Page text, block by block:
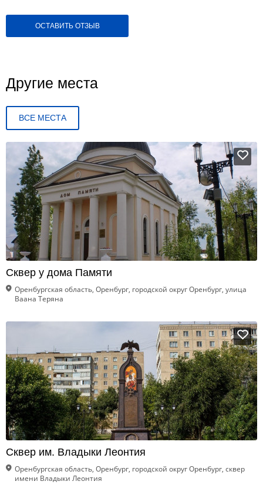
ОСТАВИТЬ ОТЗЫВ
Другие места
ВСЕ МЕСТА
Сквер у дома Памяти
Оренбургская область, Оренбург, городской округ Оренбург, улица
Ваана Теряна
Сквер им. Владыки Леонтия
Оренбургская область, Оренбург, городской округ Оренбург, сквер
имени Владыки Леонтия